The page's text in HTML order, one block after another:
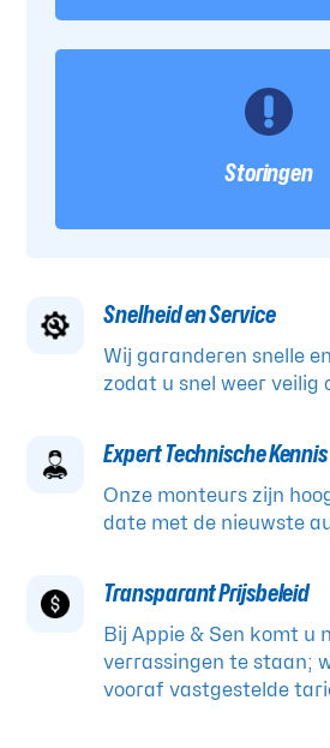
Storingen
Snelheid en Service
Wij garanderen snelle
zodat u snel weer veilig
Expert Technische Kennis
Onze monteurs zijn
date met de nieuwste
Transparant Prijsbeleid
Bij Appie & Sen komt u
verrassingen te staan;
vooraf vastgestelde